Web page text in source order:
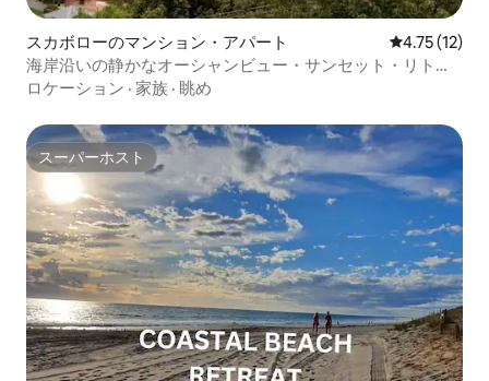
スカボローのマンション・アパート レビュー12
4.75 (12)
海岸沿いの静かなオーシャンビュー・サンセット・リトリ
ート
ロケーション · 家族 · 眺め
スーパーホスト
スーパーホスト